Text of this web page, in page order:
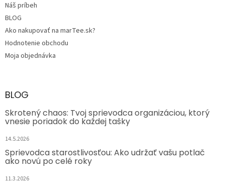
Náš príbeh
BLOG
Ako nakupovať na marTee.sk?
Hodnotenie obchodu
Moja objednávka
BLOG
Skrotený chaos: Tvoj sprievodca organizáciou, ktorý
vnesie poriadok do každej tašky
14.5.2026
Sprievodca starostlivosťou: Ako udržať vašu potlač
ako novú po celé roky
11.3.2026